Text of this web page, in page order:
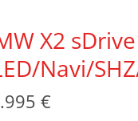
X2
Navi/
€